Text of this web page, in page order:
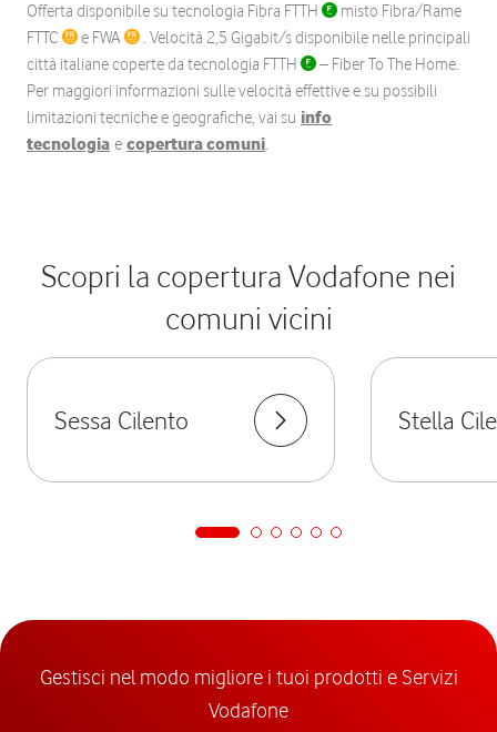
Offerta disponibile su tecnologia Fibra FTTH
misto Fibra/Rame
FTTC
e FWA
. Velocità 2,5 Gigabit/s disponibile nelle principali
città italiane coperte da tecnologia FTTH
– Fiber To The Home.
Per maggiori informazioni sulle velocità effettive e su possibili
limitazioni tecniche e geografiche, vai su info
tecnologia e copertura comuni.
Scopri la copertura Vodafone nei
comuni vicini
Sessa Cilento Stella
Gestisci nel modo migliore i tuoi prodotti e Servizi
Vodafone